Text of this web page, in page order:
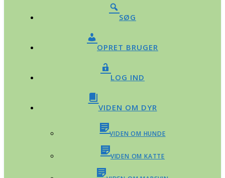
SØG
OPRET BRUGER
LOG IND
VIDEN OM DYR
VIDEN OM HUNDE
VIDEN OM KATTE